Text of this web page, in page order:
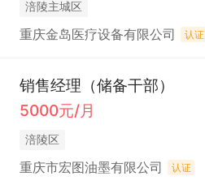
涪陵主城区
重庆金岛医疗设备有限公司 认证
销售经理（储备干部）
5000元/月
涪陵区
重庆市宏图油墨有限公司 认证